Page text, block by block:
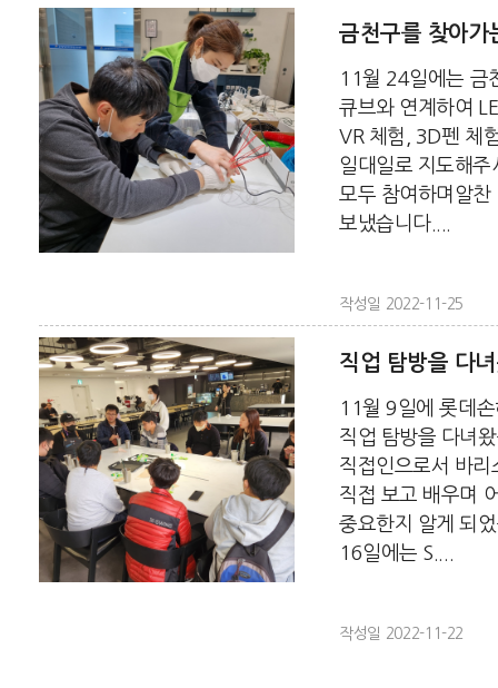
금천구를 찾아가
11월 24일에는 금
큐브와 연계하여
VR 체험, 3D펜 체
일대일로 지도해
모두 참여하며알찬
보냈습니다....
작성일 2022-11-25
직업 탐방을 다
11월 9일에 롯데
직업 탐방을 다녀
직접인으로서 바
직접 보고 배우며
중요한지 알게 되
16일에는 S....
작성일 2022-11-22